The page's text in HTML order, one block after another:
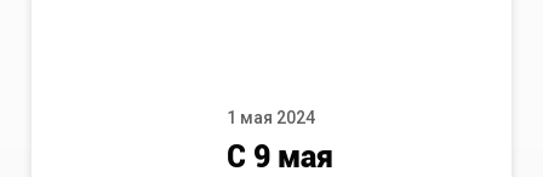
1 мая 2024
С 9 мая